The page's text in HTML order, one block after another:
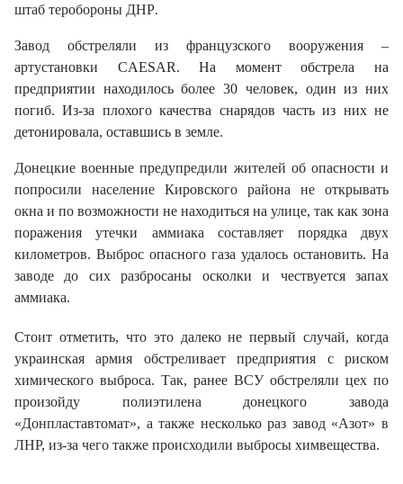
штаб теробороны ДНР.
Завод обстреляли из французского вооружения –
артустановки CAESAR. На момент обстрела на
предприятии находилось более 30 человек, один из них
погиб. Из-за плохого качества снарядов часть из них не
детонировала, оставшись в земле.
Донецкие военные предупредили жителей об опасности и
попросили население Кировского района не открывать
окна и по возможности не находиться на улице, так как зона
поражения утечки аммиака составляет порядка двух
километров. Выброс опасного газа удалось остановить. На
заводе до сих разбросаны осколки и чествуется запах
аммиака.
Стоит отметить, что это далеко не первый случай, когда
украинская армия обстреливает предприятия с риском
химического выброса. Так, ранее ВСУ обстреляли цех по
произойду полиэтилена донецкого завода
«Донпластавтомат», а также несколько раз завод «Азот» в
ЛНР, из-за чего также происходили выбросы химвещества.